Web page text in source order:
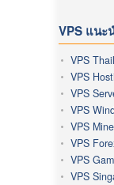
VPS แนะ
VPS
VPS
VPS
VPS
VPS
VPS
VPS
VPS